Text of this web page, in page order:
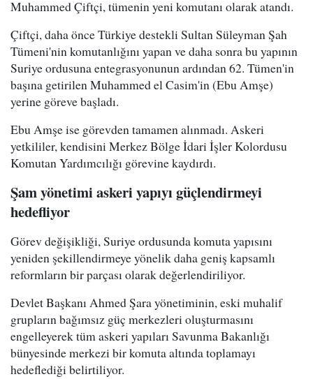
Muhammed Çiftçi, tümenin yeni komutanı olarak atandı.
Çiftçi, daha önce Türkiye destekli Sultan Süleyman Şah
Tümeni'nin komutanlığını yapan ve daha sonra bu yapının
Suriye ordusuna entegrasyonunun ardından 62. Tümen'in
başına getirilen Muhammed el Casim'in (Ebu Amşe)
yerine göreve başladı.
Ebu Amşe ise görevden tamamen alınmadı. Askeri
yetkililer, kendisini Merkez Bölge İdari İşler Kolordusu
Komutan Yardımcılığı görevine kaydırdı.
Şam yönetimi askeri yapıyı güçlendirmeyi
hedefliyor
Görev değişikliği, Suriye ordusunda komuta yapısını
yeniden şekillendirmeye yönelik daha geniş kapsamlı
reformların bir parçası olarak değerlendiriliyor.
Devlet Başkanı Ahmed Şara yönetiminin, eski muhalif
grupların bağımsız güç merkezleri oluşturmasını
engelleyerek tüm askeri yapıları Savunma Bakanlığı
bünyesinde merkezi bir komuta altında toplamayı
hedeflediği belirtiliyor.